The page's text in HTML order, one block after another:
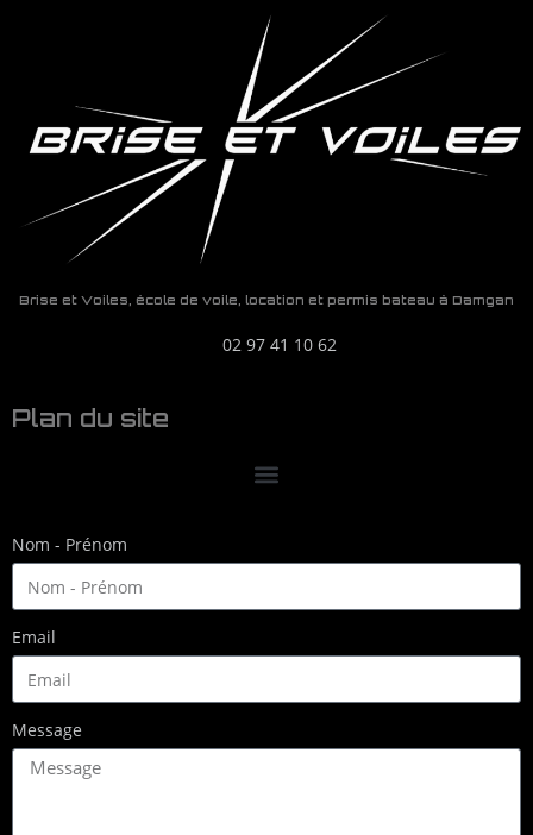
Brise et Voiles, école de voile, location et permis bateau à Damgan
02 97 41 10 62
Plan du site
Nom - Prénom
Email
Message